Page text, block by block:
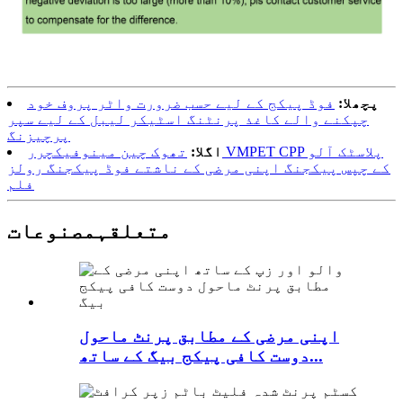
پچھلا: فوڈ پیکج کے لیے حسب ضرورت واٹر پروف خود
چپکنے والے کاغذ پرنٹنگ اسٹیکر لیبل کے لیے سپر
پرچیزنگ
اگلا: تھوک چین مینوفیکچرر VMPET CPP پلاسٹک آلو
کے چپس پیکجنگ اپنی مرضی کے ناشتے فوڈ پیکجنگ رولز
فلم
متعلقہمصنوعات
اپنی مرضی کے مطابق پرنٹ ماحول
دوست کافی پیکج بیگ کے ساتھ...